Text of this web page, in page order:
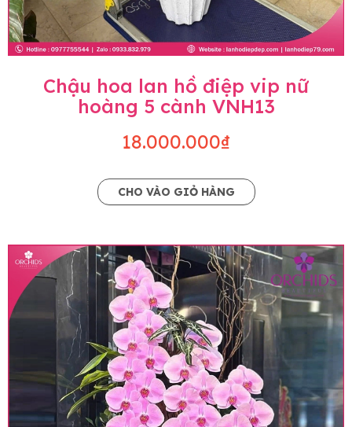
Chậu hoa lan hồ điệp vip nữ
hoàng 5 cành VNH13
18.000.000₫
CHO VÀO GIỎ HÀNG